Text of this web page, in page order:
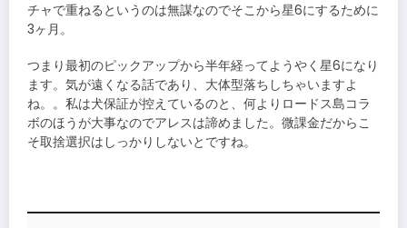
チャで重ねるというのは無謀なのでそこから星6にするために
3ヶ月。
つまり最初のピックアップから半年経ってようやく星6になり
ます。気が遠くなる話であり、大体型落ちしちゃいますよ
ね。。私は犬保証が控えているのと、何よりロードス島コラ
ボのほうが大事なのでアレスは諦めました。微課金だからこ
そ取捨選択はしっかりしないとですね。